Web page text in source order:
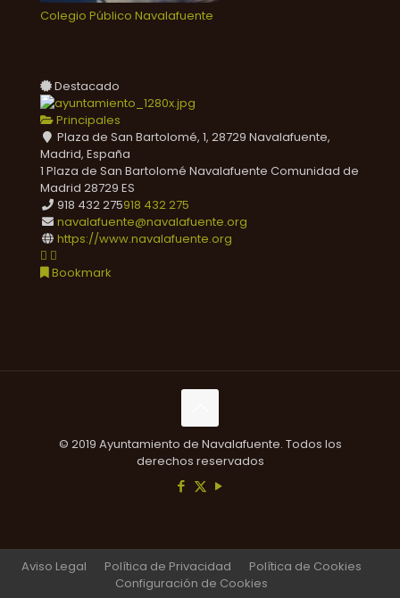
Colegio Público Navalafuente
Destacado
Principales
Plaza de San Bartolomé, 1, 28729 Navalafuente,
Madrid, España
1 Plaza de San Bartolomé Navalafuente Comunidad de
Madrid 28729 ES
918 432 275918 432 275
navalafuente@navalafuente.org
https://www.navalafuente.org
Bookmark
© 2019 Ayuntamiento de Navalafuente. Todos los
derechos reservados
Aviso Legal Política de Privacidad
Política de Cookies
Configuración de Cookies